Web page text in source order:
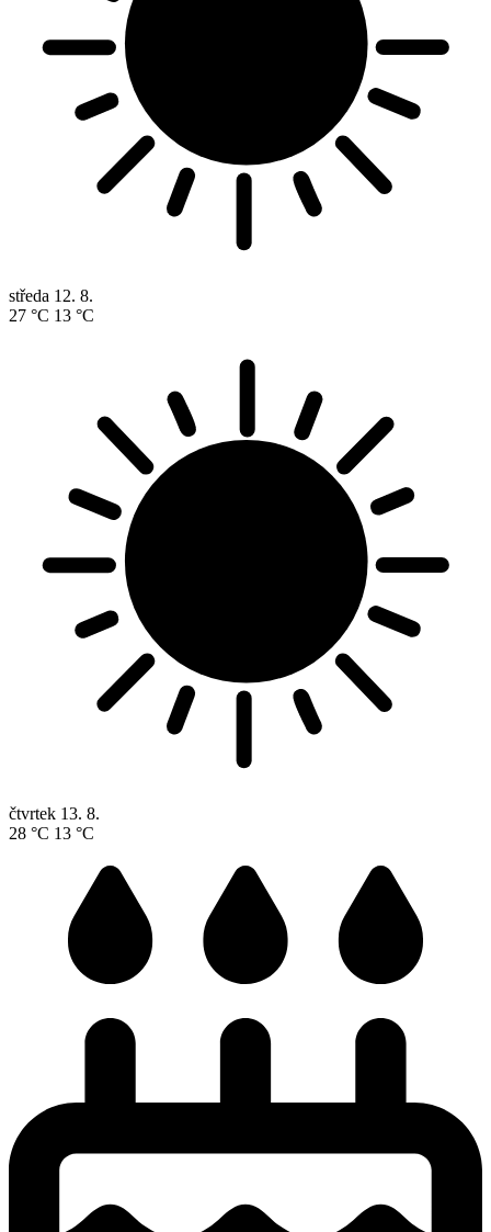
středa 12. 8.
27 °C 13 °C
čtvrtek 13. 8.
28 °C 13 °C